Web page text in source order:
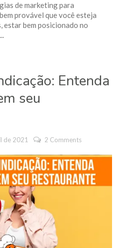
de marketing para
provável que você esteja
estar bem posicionado no
Entenda
seu
de 2021 2 Comments